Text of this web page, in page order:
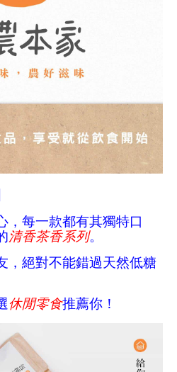
，每一款都有其獨特口
清香茶香系列。
，絕對不能錯過天然低糖
休閒零食推薦你！